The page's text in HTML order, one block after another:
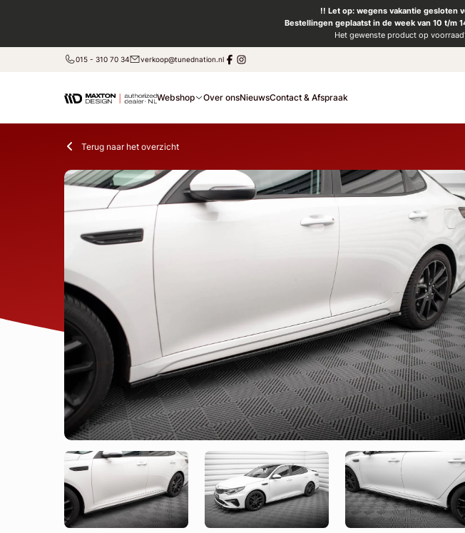
!! Let op: wegens vakantie gesloten
Bestellingen geplaatst in de week van 10 t/m
Het gewenste product op
015 - 310 70 34 verkoop@tunednation.nl
Webshop Over onsNieuwsContact & Afspraak
Terug naar het overzicht